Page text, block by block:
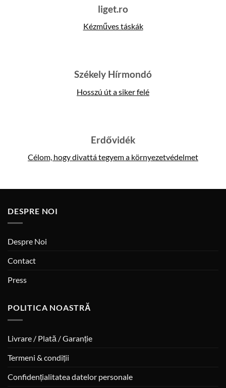
liget.ro
Kézműves táskák
Székely Hírmondó
Hosszú út a siker felé
Erdővidék
Célom, hogy divattá tegyem a környezetvédelmet
DESPRE NOI
Despre Noi
Contact
Press
POLITICA NOASTRĂ
Livrare / Plată / Garanție
Termeni & condiții
Confidențialitatea datelor personale